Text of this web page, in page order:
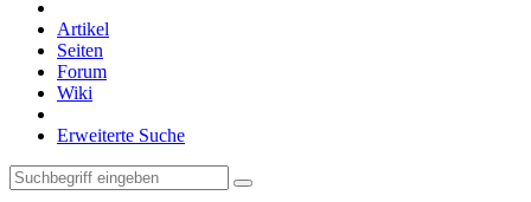
Artikel
Seiten
Forum
Wiki
Erweiterte Suche